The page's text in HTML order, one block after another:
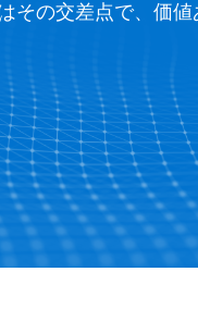
その交差点で、価